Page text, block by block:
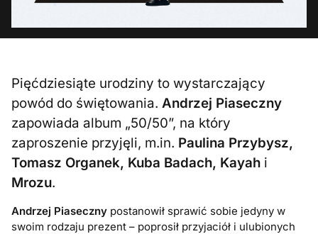
Pięćdziesiąte urodziny to wystarczający
powód do świętowania.Andrzej Piaseczny
zapowiada album „50/50”, na który
zaproszenie przyjęli, m.in. Paulina Przybysz,
Tomasz Organek, Kuba Badach, Kayah i
Mrozu.
Andrzej Piaseczny postanowił sprawić sobie jedyny w
swoim rodzaju prezent – poprosił przyjaciół i ulubionych